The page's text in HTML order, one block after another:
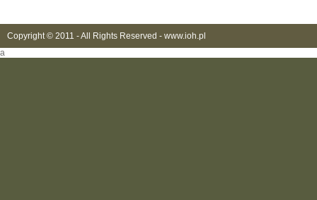
Copyright © 2011 - All Rights Reserved - www.ioh.pl
a